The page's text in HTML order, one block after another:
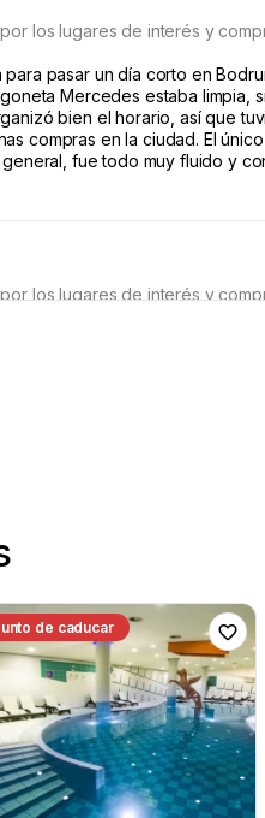
los lugares de interés y
pasar un día corto en
Mercedes estaba limpia,
bien el horario, así que
compras en la ciudad. El
fue todo muy fluido y
los lugares de interés y
nuestro pequeño grupo
furgoneta cómoda, solo una
para nuestra familia y se
y captamos una suave luz
espera en la recogida; por
los lugares de interés y
grupo de amigos tuvo
luz fría del invierno. Un poco
de caducar